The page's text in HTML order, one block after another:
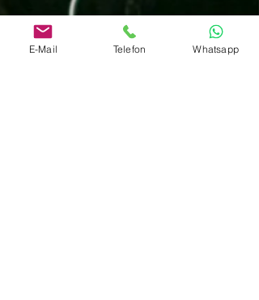
E-Mail Telefon Whatsapp